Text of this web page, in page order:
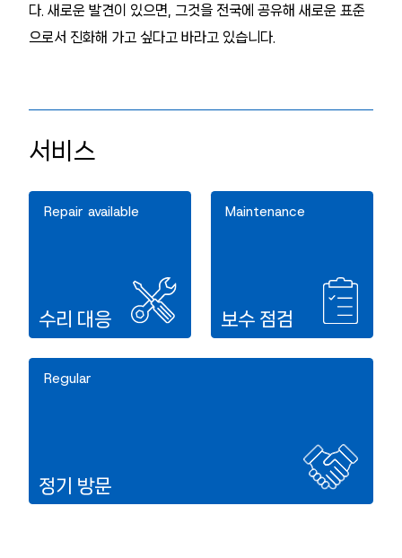
다. 새로운 발견이 있으면, 그것을 전국에 공유해 새로운 표준
으로서 진화해 가고 싶다고 바라고 있습니다.
서비스
Repair available
수리 대응
Maintenance
보수 점검
Regular
정기 방문